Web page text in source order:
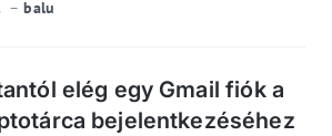
balu
elég egy Gmail fiók a
bejelentkezéséhez